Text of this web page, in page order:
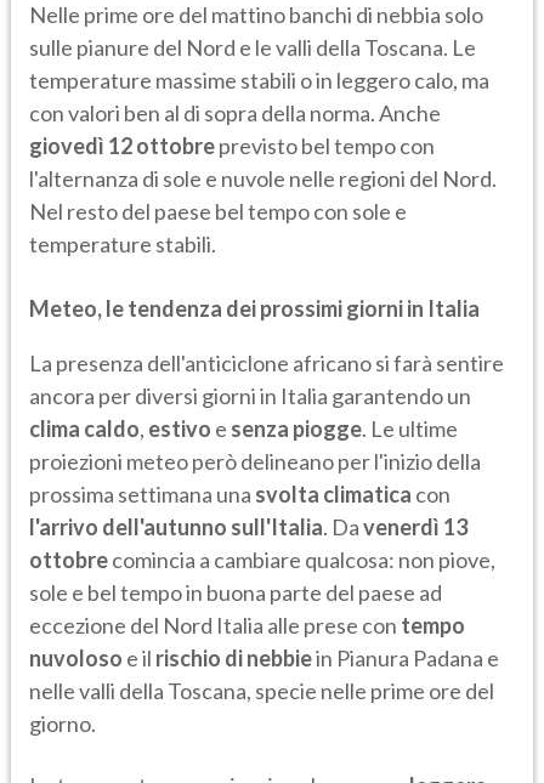
Nelle prime ore del mattino banchi di nebbia solo
sulle pianure del Nord e le valli della Toscana. Le
temperature massime stabili o in leggero calo, ma
con valori ben al di sopra della norma. Anche
giovedì 12 ottobreprevisto bel tempo con
l'alternanza di sole e nuvole nelle regioni del Nord.
Nel resto del paese bel tempo con sole e
temperature stabili.
Meteo, le tendenza dei prossimi giorni in Italia
La presenza dell'anticiclone africano si farà sentire
ancora per diversi giorni in Italia garantendo un
clima caldo, estivo e senza piogge. Le ultime
proiezioni meteo però delineano per l'inizio della
prossima settimana una svolta climatica con
l'arrivo dell'autunno sull'Italia. Davenerdì 13
ottobrecomincia a cambiare qualcosa: non piove,
sole e bel tempo in buona parte del paese ad
eccezione del Nord Italia alle prese con tempo
nuvoloso e il rischio di nebbiein Pianura Padana e
nelle valli della Toscana, specie nelle prime ore del
giorno.